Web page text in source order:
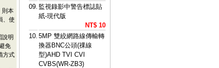
則本
、使
明
免
方式
09. 監視錄影中警告標誌貼
紙-現代版
NT$ 10
10. 5MP 雙絞網路線傳輸轉
換器BNC公頭(祼線
型)AHD TVI CVI
CVBS(WR-ZB3)